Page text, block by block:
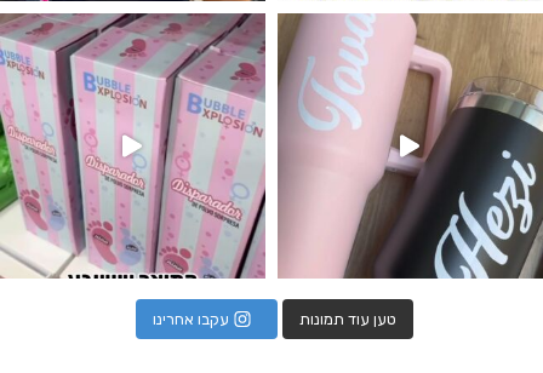
מטף לגילוי מין העובר חזר למלא
טען עוד תמונות עקבו אחרינו